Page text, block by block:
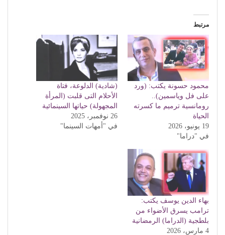
مرتبط
محمود حسونة يكتب: (ورد
على فل وياسمين)..
رومانسية ترميم ما كسرته
الحياة
19 يونيو، 2026
في "دراما"
(شادية) الدلوعة، فتاة
الأحلام التى قلبت (المرأة
المجهولة) حياتها السينمائية
26 نوفمبر، 2025
في "أمهات السينما"
بهاء الدين يوسف يكتب:
ترامب يسرق الأضواء من
بلطجية (الدراما) الرمضانية
4 مارس، 2026